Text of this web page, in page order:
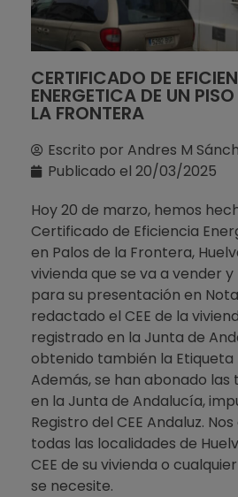
CERTIFICADO DE
ENERGETICA DE UN
LA FRONTERA
Escrito por Andres M
Publicado el 20/03/2025
Hoy 20 de marzo, hemos
Certificado de Eficiencia
en Palos de la Frontera,
vivienda que se va a vender y
para su presentación en
redactado el CEE de la
registrado en la Junta de
obtenido también la Etiqueta
Además, se han abonado las
en la Junta de Andalucía,
Registro del CEE Andaluz.
todas las localidades de
CEE de su vivienda o
se necesite.